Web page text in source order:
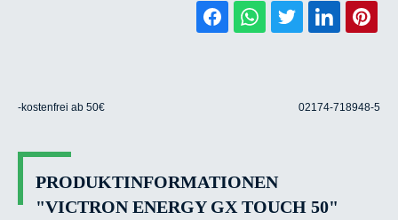
-kostenfrei ab 50€ 02174-718948-5
PRODUKTINFORMATIONEN
"VICTRON ENERGY GX TOUCH 50"